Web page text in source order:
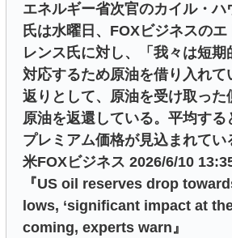
エネルギー省次官のカイル・ハ
氏は水曜日、FOXビジネスの
レンス氏に対し、「我々は短期
対応するため原油を借り入れて
返りとして、原油を受け取った
原油を返還している。平均する
プレミアム価格が見込まれてい
米FOXビジネス 2026/6/10
『US oil reserves drop
lows, ‘significant impact at
coming, experts warn』